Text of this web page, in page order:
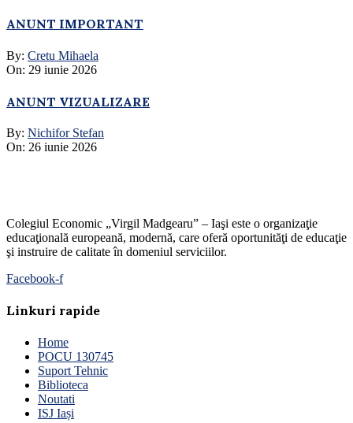
ANUNT IMPORTANT
By: Cretu Mihaela
On: 29 iunie 2026
ANUNT VIZUALIZARE
By: Nichifor Stefan
On: 26 iunie 2026
Colegiul Economic „Virgil Madgearu” – Iaşi este o organizaţie
educaţională europeană, modernă, care oferă oportunităţi de educaţie
şi instruire de calitate în domeniul serviciilor.
Facebook-f
Linkuri rapide
Home
POCU 130745
Suport Tehnic
Biblioteca
Noutati
ISJ Iași